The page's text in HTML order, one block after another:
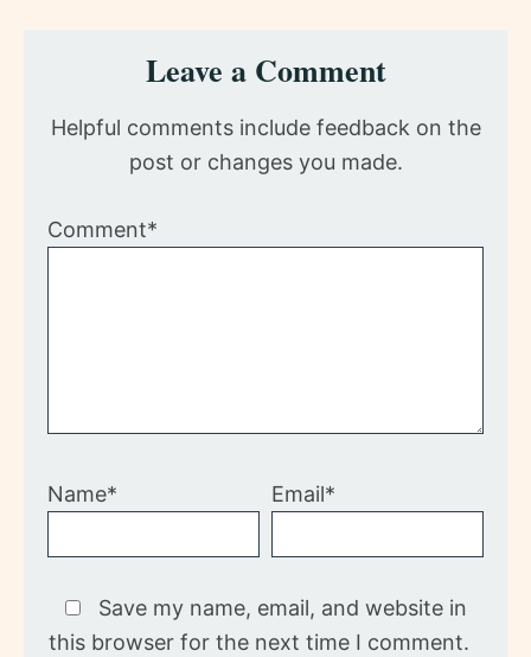
InteractionsLeave a Comment
Helpful comments include feedback on the
post or changes you made.
Comment*
Name* Email*
Save my name, email, and website in
this browser for the next time I comment.